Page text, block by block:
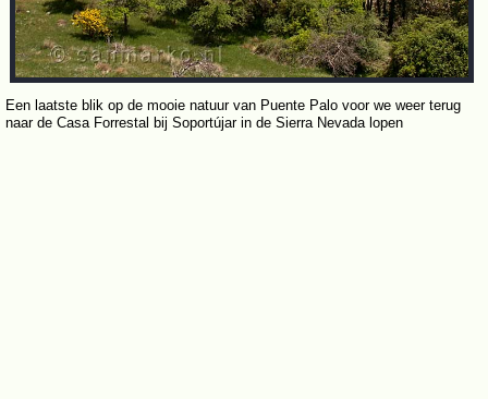
Een laatste blik op de mooie natuur van Puente Palo voor we weer terug
naar de Casa Forrestal bij Soportújar in de Sierra Nevada lopen